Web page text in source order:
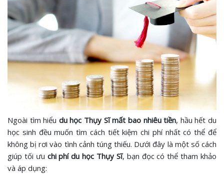
Ngoài tìm hiểu du học Thụy Sĩ mất bao nhiêu tiền, hầu hết du
học sinh đều muốn tìm cách tiết kiệm chi phí nhất có thể để
không bị rơi vào tình cảnh túng thiếu. Dưới đây là một số cách
giúp tối ưu chi phí du học Thụy Sĩ, bạn đọc có thể tham khảo
và áp dụng: